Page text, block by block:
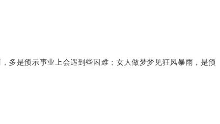
多是预示事业上会遇到些困难；女人做梦梦见狂风暴雨，是预